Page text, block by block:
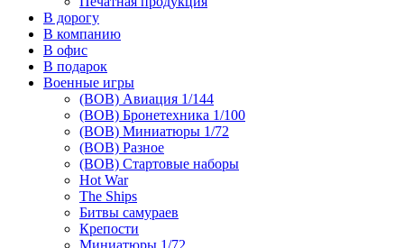
В дорогу
В компанию
В офис
В подарок
Военные игры
(ВОВ) Авиация 1/144
(ВОВ) Бронетехника 1/100
(ВОВ) Миниатюры 1/72
(ВОВ) Разное
(ВОВ) Стартовые наборы
Hot War
The Ships
Битвы самураев
Крепости
Миниатюры 1/72